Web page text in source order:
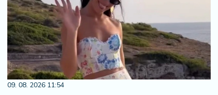
09. 08. 2026 11:54